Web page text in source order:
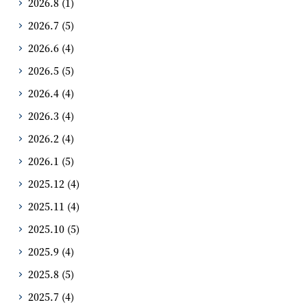
2026.7 (5)
2026.6 (4)
2026.5 (5)
2026.4 (4)
2026.3 (4)
2026.2 (4)
2026.1 (5)
2025.12 (4)
2025.11 (4)
2025.10 (5)
2025.9 (4)
2025.8 (5)
2025.7 (4)